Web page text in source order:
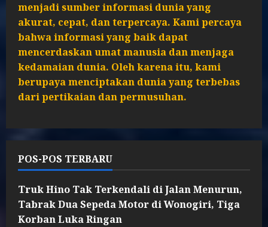
menjadi sumber informasi dunia yang
akurat, cepat, dan terpercaya. Kami percaya
bahwa informasi yang baik dapat
mencerdaskan umat manusia dan menjaga
kedamaian dunia. Oleh karena itu, kami
berupaya menciptakan dunia yang terbebas
dari pertikaian dan permusuhan.
POS-POS TERBARU
Truk Hino Tak Terkendali di Jalan Menurun,
Tabrak Dua Sepeda Motor di Wonogiri, Tiga
Korban Luka Ringan